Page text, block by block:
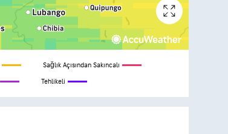
Sağlık Açısından Sakıncalı
Tehlikeli